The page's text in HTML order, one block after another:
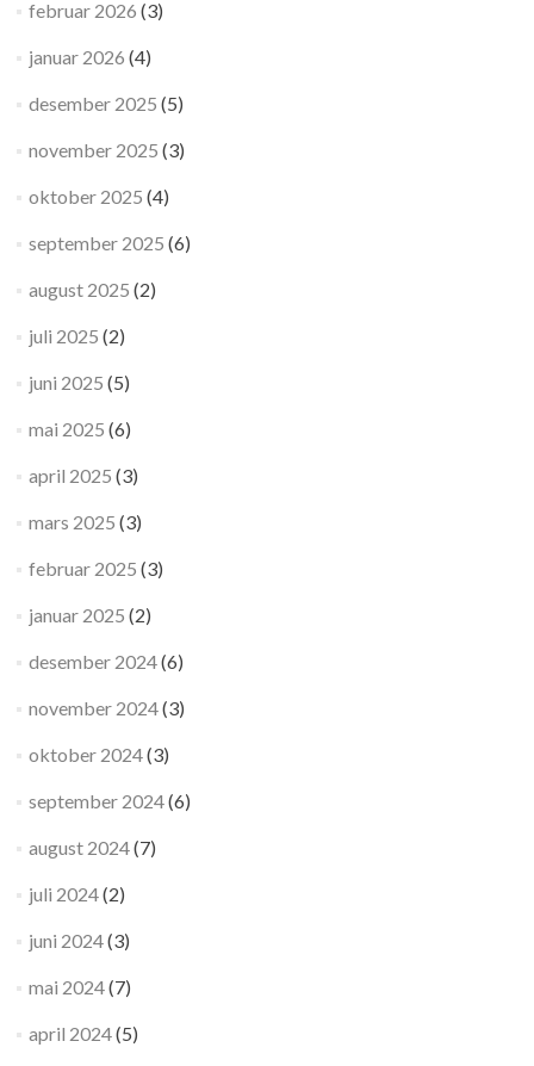
februar 2026 (3)
januar 2026 (4)
desember 2025 (5)
november 2025 (3)
oktober 2025 (4)
september 2025 (6)
august 2025 (2)
juli 2025 (2)
juni 2025 (5)
mai 2025 (6)
april 2025 (3)
mars 2025 (3)
februar 2025 (3)
januar 2025 (2)
desember 2024(6)
november 2024(3)
oktober 2024(3)
september 2024(6)
august 2024(7)
juli 2024(2)
juni 2024(3)
mai 2024(7)
april 2024(5)